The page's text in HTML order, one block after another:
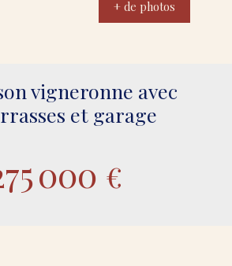
+ de photos
vigneronne avec
et garage
000 €